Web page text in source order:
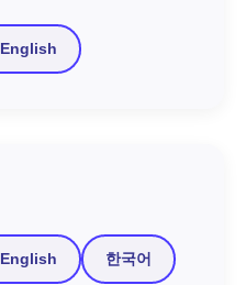
English
English 한국어